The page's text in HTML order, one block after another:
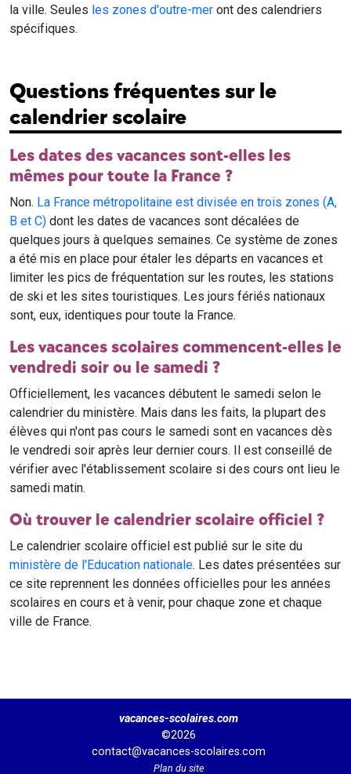
la ville. Seules les zones d'outre-mer ont des calendriers
spécifiques.
Questions fréquentes sur le
calendrier scolaire
Les dates des vacances sont-elles les
mêmes pour toute la France ?
Non. La France métropolitaine est divisée en trois zones (A,
B et C) dont les dates de vacances sont décalées de
quelques jours à quelques semaines. Ce système de zones
a été mis en place pour étaler les départs en vacances et
limiter les pics de fréquentation sur les routes, les stations
de ski et les sites touristiques. Les jours fériés nationaux
sont, eux, identiques pour toute la France.
Les vacances scolaires commencent-elles le
vendredi soir ou le samedi ?
Officiellement, les vacances débutent le samedi selon le
calendrier du ministère. Mais dans les faits, la plupart des
élèves qui n'ont pas cours le samedi sont en vacances dès
le vendredi soir après leur dernier cours. Il est conseillé de
vérifier avec l'établissement scolaire si des cours ont lieu le
samedi matin.
Où trouver le calendrier scolaire officiel ?
Le calendrier scolaire officiel est publié sur le site du
ministère de l'Education nationale. Les dates présentées sur
ce site reprennent les données officielles pour les années
scolaires en cours et à venir, pour chaque zone et chaque
ville de France.
vacances-scolaires.com
©2026
contact@vacances-scolaires.com
Plan du site